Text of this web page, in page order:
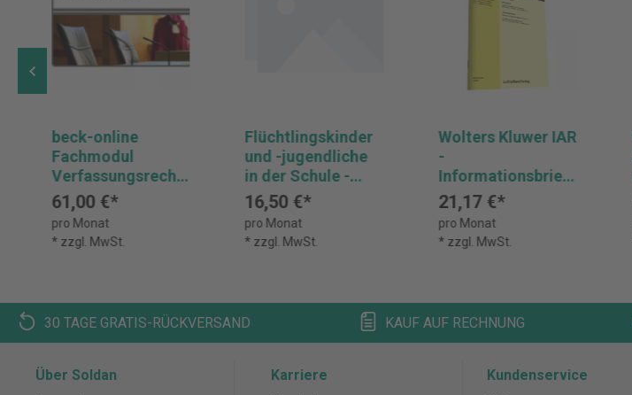
beck-online
Fachmodul
Verfassungsrecht
PLUS -
Vorzugspreis
61,00 €*
pro Monat
* zzgl. MwSt.
Flüchtlingskinder
und -jugendliche
in der Schule -
online
16,50 €*
pro Monat
* zzgl. MwSt.
Wolters Kluwer IAR
-
Informationsbrief
Ausländerrecht
online
21,17 €*
pro Monat
* zzgl. MwSt.
30 TAGE GRATIS-RÜCKVERSAND KAUF AUF RECHNUNG
Über Soldan Karriere Kundenservice